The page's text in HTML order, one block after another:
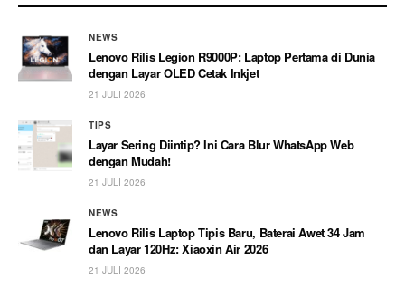
NEWS
Lenovo Rilis Legion R9000P: Laptop Pertama di Dunia
dengan Layar OLED Cetak Inkjet
21 JULI 2026
TIPS
Layar Sering Diintip? Ini Cara Blur WhatsApp Web
dengan Mudah!
21 JULI 2026
NEWS
Lenovo Rilis Laptop Tipis Baru, Baterai Awet 34 Jam
dan Layar 120Hz: Xiaoxin Air 2026
21 JULI 2026